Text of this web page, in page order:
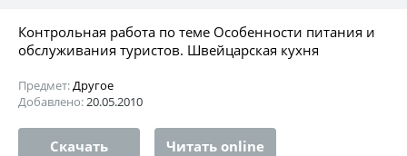
Контрольная работа по теме Особенности питания и
обслуживания туристов. Швейцарская кухня
Предмет:Другое
Добавлено:20.05.2010
Скачать Читать online